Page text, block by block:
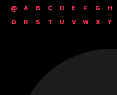
@
A B C D E F G H
Q
R S T U V W X Y